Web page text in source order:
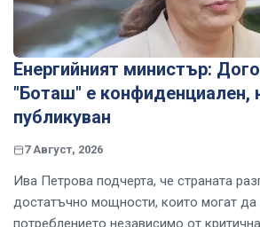
Енергийният министър:
"Боташ" е конфиденциален,
публикуван
7 Август, 2026
Ива Петрова подчерта, че страната
достатъчно мощности, които могат да
потреблението независимо от